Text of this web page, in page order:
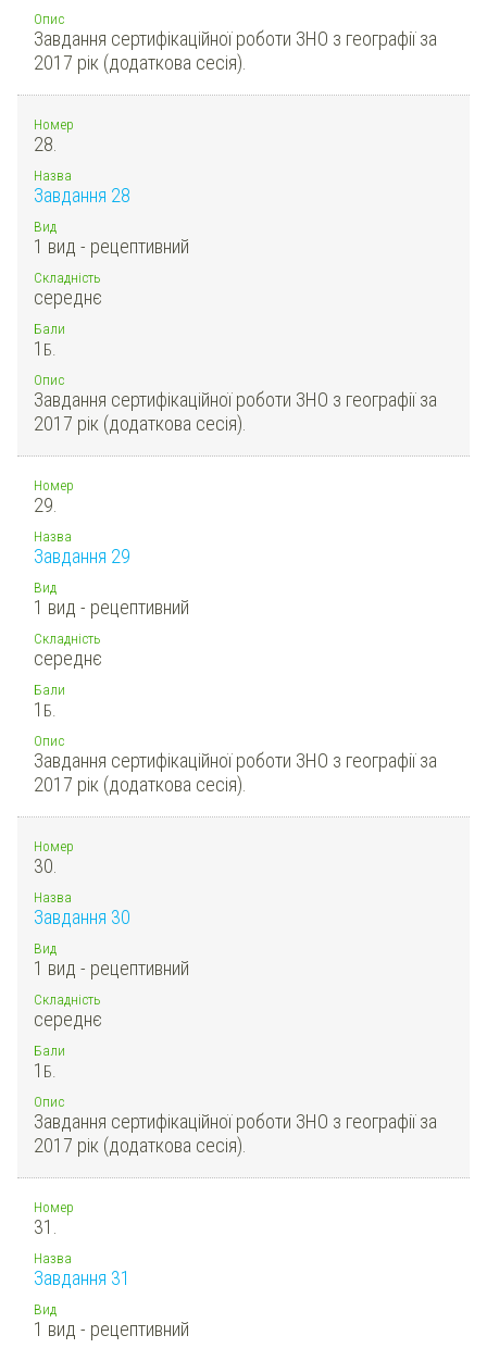
Опис
Завдання сертифікаційної роботи ЗНО з географії за
2017 рік (додаткова сесія).
Номер
28.
Назва
Завдання 28
Вид
1 вид - рецептивний
Складність
середнє
Бали
1 Б.
Опис
Завдання сертифікаційної роботи ЗНО з географії за
2017 рік (додаткова сесія).
Номер
29.
Назва
Завдання 29
Вид
1 вид - рецептивний
Складність
середнє
Бали
1 Б.
Опис
Завдання сертифікаційної роботи ЗНО з географії за
2017 рік (додаткова сесія).
Номер
30.
Назва
Завдання 30
Вид
1 вид - рецептивний
Складність
середнє
Бали
1 Б.
Опис
Завдання сертифікаційної роботи ЗНО з географії за
2017 рік (додаткова сесія).
Номер
31.
Назва
Завдання 31
Вид
1 вид - рецептивний